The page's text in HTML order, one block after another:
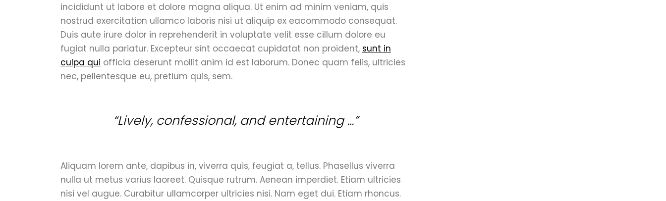
incididunt ut labore et dolore magna aliqua. Ut enim ad minim veniam, quis
nostrud exercitation ullamco laboris nisi ut aliquip ex eacommodo consequat.
Duis aute irure dolor in reprehenderit in voluptate velit esse cillum dolore eu
fugiat nulla pariatur. Excepteur sint occaecat cupidatat non proident, sunt in
culpa qui officia deserunt mollit anim id est laborum. Donec quam felis, ultricies
nec, pellentesque eu, pretium quis, sem.
“Lively, confessional, and entertaining …”
Aliquam lorem ante, dapibus in, viverra quis, feugiat a, tellus. Phasellus viverra
nulla ut metus varius laoreet. Quisque rutrum. Aenean imperdiet. Etiam ultricies
nisi vel augue. Curabitur ullamcorper ultricies nisi. Nam eget dui. Etiam rhoncus.